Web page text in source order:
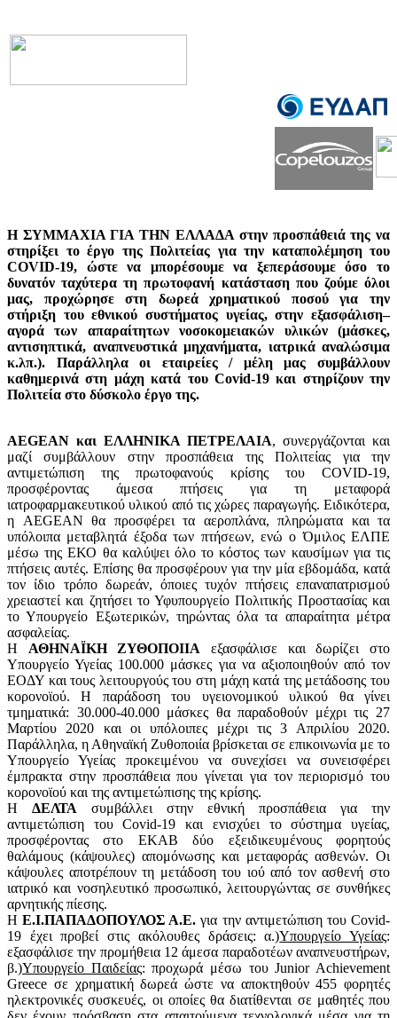
Η ΣΥΜΜΑΧΙΑ ΓΙΑ ΤΗΝ ΕΛΛΑΔΑστην προσπάθειά της να
στηρίξει το έργο της Πολιτείας για την καταπολέμηση του
COVID-19, ώστε να μπορέσουμε να ξεπεράσουμε όσο το
δυνατόν ταχύτερα τη πρωτοφανή κατάσταση που ζούμε όλοι
μας, προχώρησε στη δωρεά χρηματικού ποσού για την
στήριξη του εθνικού συστήματος υγείας, στην εξασφάλιση–
αγορά των απαραίτητων νοσοκομειακών υλικών (μάσκες,
αντισηπτικά, αναπνευστικά μηχανήματα, ιατρικά αναλώσιμα
κ.λπ.). Παράλληλα οι εταιρείες / μέλη μας συμβάλλουν
καθημερινά στη μάχη κατά του Covid-19 και στηρίζουν την
Πολιτεία στο δύσκολο έργο της.
AEGEAN και ΕΛΛΗΝΙΚΑ ΠΕΤΡΕΛΑΙΑ, συνεργάζονται και
μαζί συμβάλλουν στην προσπάθεια της Πολιτείας για την
αντιμετώπιση της πρωτοφανούς κρίσης του COVID-19,
προσφέροντας άμεσα πτήσεις για τη μεταφορά
ιατροφαρμακευτικού υλικού από τις χώρες παραγωγής. Ειδικότερα,
η AEGEAN θα προσφέρει τα αεροπλάνα, πληρώματα και τα
υπόλοιπα μεταβλητά έξοδα των πτήσεων, ενώ ο Όμιλος ΕΛΠΕ
μέσω της ΕΚΟ θα καλύψει όλο το κόστος των καυσίμων για τις
πτήσεις αυτές. Επίσης θα προσφέρουν για την μία εβδομάδα, κατά
τον ίδιο τρόπο δωρεάν, όποιες τυχόν πτήσεις επαναπατρισμού
χρειαστεί και ζητήσει το Υφυπουργείο Πολιτικής Προστασίας και
το Υπουργείο Εξωτερικών, τηρώντας όλα τα απαραίτητα μέτρα
ασφαλείας.
Η ΑΘΗΝΑΪΚΗ ΖΥΘΟΠΟΙΙΑεξασφάλισε και δωρίζει στο
Υπουργείο Υγείας 100.000 μάσκες για να αξιοποιηθούν από τον
ΕΟΔΥ και τους λειτουργούς του στη μάχη κατά της μετάδοσης του
κορονοϊού. Η παράδοση του υγειονομικού υλικού θα γίνει
τμηματικά: 30.000-40.000 μάσκες θα παραδοθούν μέχρι τις 27
Μαρτίου 2020 και οι υπόλοιπες μέχρι τις 3 Απριλίου 2020.
Παράλληλα, η Αθηναϊκή Ζυθοποιία βρίσκεται σε επικοινωνία με το
Υπουργείο Υγείας προκειμένου να συνεχίσει να συνεισφέρει
έμπρακτα στην προσπάθεια που γίνεται για τον περιορισμό του
κορονοϊού και της αντιμετώπισης της κρίσης.
Η ΔΕΛΤΑ συμβάλλει στην εθνική προσπάθεια για την
αντιμετώπιση του Covid-19 και ενισχύει το σύστημα υγείας,
προσφέροντας στο ΕΚΑΒ δύο εξειδικευμένους φορητούς
θαλάμους (κάψουλες) απομόνωσης και μεταφοράς ασθενών. Οι
κάψουλες αποτρέπουν τη μετάδοση του ιού από τον ασθενή στο
ιατρικό και νοσηλευτικό προσωπικό, λειτουργώντας σε συνθήκες
αρνητικής πίεσης.
ΗΕ.Ι.ΠΑΠΑΔΟΠΟΥΛΟΣ Α.Ε. για την αντιμετώπιση του Covid-
19 έχει προβεί στις ακόλουθες δράσεις: α.)Υπουργείο Υγείας:
εξασφάλισε την προμήθεια 12 άμεσα παραδοτέων αναπνευστήρων,
β.)Υπουργείο Παιδείας: προχωρά μέσω του Junior Achievement
Greece σε χρηματική δωρεά ώστε να αποκτηθούν 455 φορητές
ηλεκτρονικές συσκευές, οι οποίες θα διατίθενται σε μαθητές που